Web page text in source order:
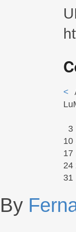
<
Lu
3
10
17
24
31
By